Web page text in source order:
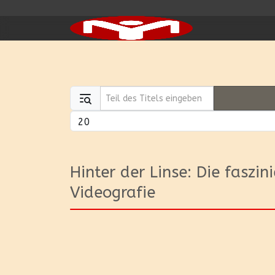
Teil des Titels eingeben
Anzeige #
Hinter der Linse: Die
Videografie